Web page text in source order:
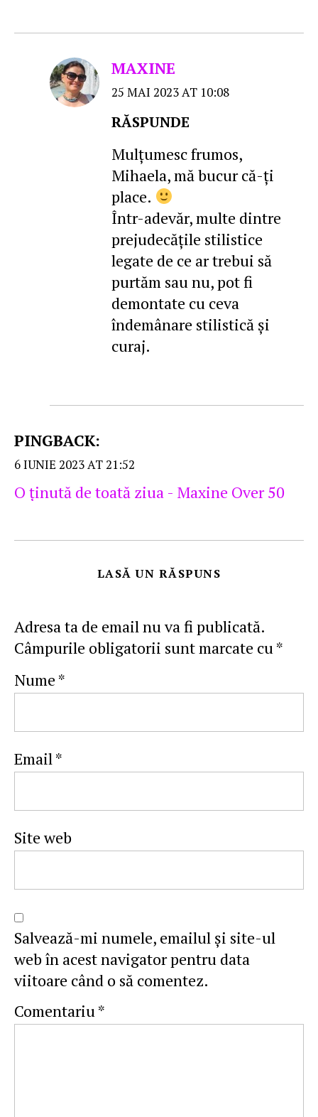
MAXINE
25 MAI 2023 AT 10:08
RĂSPUNDE
Mulţumesc frumos,
Mihaela, mă bucur că-ţi
place.
Într-adevăr, multe dintre
prejudecăţile stilistice
legate de ce ar trebui să
purtăm sau nu, pot fi
demontate cu ceva
îndemânare stilistică şi
curaj.
PINGBACK:
6 IUNIE 2023 AT 21:52
O ţinută de toată ziua - Maxine Over 50
LASĂ UN RĂSPUNS
Adresa ta de email nu va fi publicată.
Câmpurile obligatorii sunt marcate cu*
Nume *
Email*
Site web
Salvează-mi numele, emailul și site-ul
web în acest navigator pentru data
viitoare când o să comentez.
Comentariu*